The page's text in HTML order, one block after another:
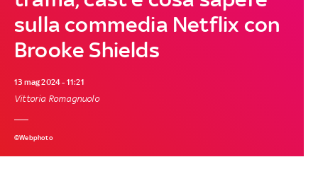
sulla commedia Netflix con
Brooke Shields
13 mag 2024 - 11:21
Vittoria Romagnuolo
©Webphoto